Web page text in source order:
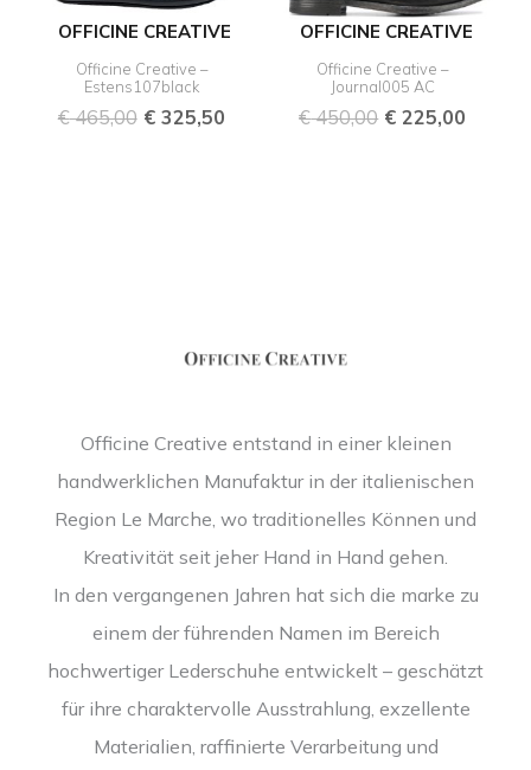
OFFICINE CREATIVE
Officine Creative –
Estens107black
€465,00 €325,50
OFFICINE CREATIVE
Officine Creative –
Journal005 AC
€450,00 € 225,00
Officine Creative entstand in einer kleinen
handwerklichen Manufaktur in der italienischen
Region Le Marche, wo traditionelles Können und
Kreativität seit jeher Hand in Hand gehen.
In den vergangenen Jahren hat sich die marke zu
einem der führenden Namen im Bereich
hochwertiger Lederschuhe entwickelt – geschätzt
für ihre charaktervolle Ausstrahlung, exzellente
Materialien, raffinierte Verarbeitung und